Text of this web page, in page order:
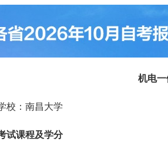
机电
校：南昌大学
试课程及学分